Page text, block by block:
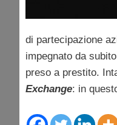
di partecipazione
impegnato da
preso a prestito.
Exchange: in